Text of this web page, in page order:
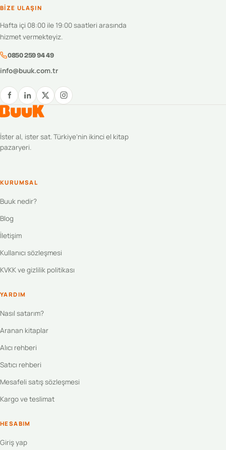
BIZE ULAŞIN
Hafta içi 08:00 ile 19:00 saatleri arasında
hizmet vermekteyiz.
0850 259 94 49
info@buuk.com.tr
İster al, ister sat. Türkiye’nin ikinci el kitap
pazaryeri.
KURUMSAL
Buuk nedir?
Blog
İletişim
Kullanıcı sözleşmesi
KVKK ve gizlilik politikası
YARDIM
Nasıl satarım?
Aranan kitaplar
Alıcı rehberi
Satıcı rehberi
Mesafeli satış sözleşmesi
Kargo ve teslimat
HESABIM
Giriş yap